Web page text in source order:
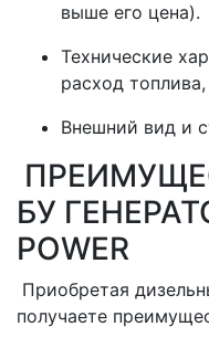
выше его цена).
Технические
расход
Внешний вид и
БУ
POWER
Приобретая
получаете